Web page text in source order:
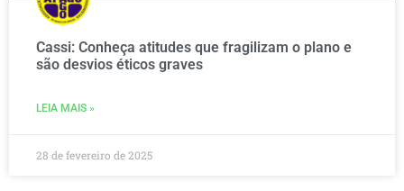
Cassi: Conheça atitudes que fragilizam o plano e
são desvios éticos graves
LEIA MAIS »
28 de fevereiro de 2025